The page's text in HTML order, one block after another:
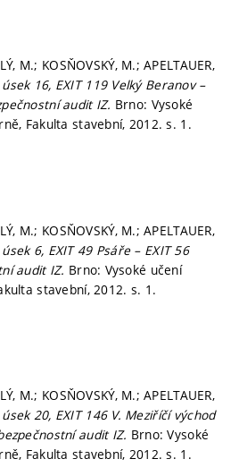
M.; KOSŇOVSKÝ, M.; APELTAUER,
16, EXIT 119 Velký Beranov –
audit IZ. Brno: Vysoké
Fakulta stavební, 2012.s. 1.
M.; KOSŇOVSKÝ, M.; APELTAUER,
6, EXIT 49 Psáře – EXIT 56
audit IZ. Brno: Vysoké učení
stavební, 2012. s. 1.
M.; KOSŇOVSKÝ, M.; APELTAUER,
20, EXIT 146 V. Meziříčí východ
audit IZ. Brno: Vysoké
Fakulta stavební, 2012.s. 1.